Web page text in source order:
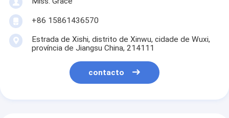
+86 15861436570
Estrada de Xishi, distrito de Xinwu, cidade de Wuxi,
província de Jiangsu China, 214111
contacto